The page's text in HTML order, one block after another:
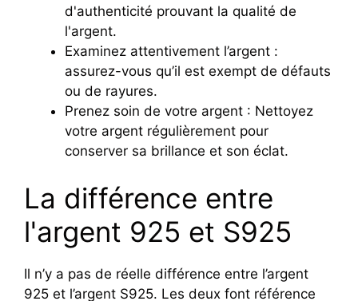
d'authenticité prouvant la qualité de
l'argent.
Examinez attentivement l’argent :
assurez-vous qu’il est exempt de défauts
ou de rayures.
Prenez soin de votre argent : Nettoyez
votre argent régulièrement pour
conserver sa brillance et son éclat.
La différence entre
l'argent 925 et S925
Il n’y a pas de réelle différence entre l’argent
925 et l’argent S925. Les deux font référence